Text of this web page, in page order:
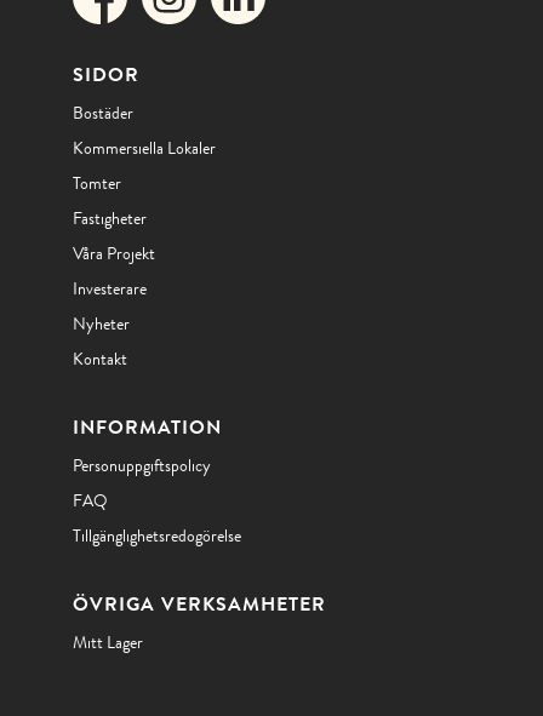
SIDOR
Bostäder
Kommersiella Lokaler
Tomter
Fastigheter
Våra Projekt
Investerare
Nyheter
Kontakt
INFORMATION
Personuppgiftspolicy
FAQ
Tillgänglighetsredogörelse
ÖVRIGA VERKSAMHETER
Mitt Lager